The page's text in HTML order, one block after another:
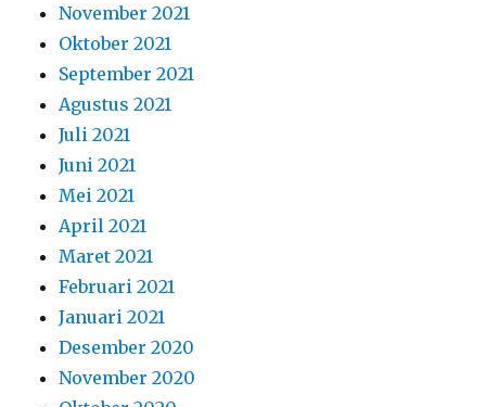
November 2021
Oktober 2021
September 2021
Agustus 2021
Juli 2021
Juni 2021
Mei 2021
April 2021
Maret 2021
Februari 2021
Januari 2021
Desember 2020
November 2020